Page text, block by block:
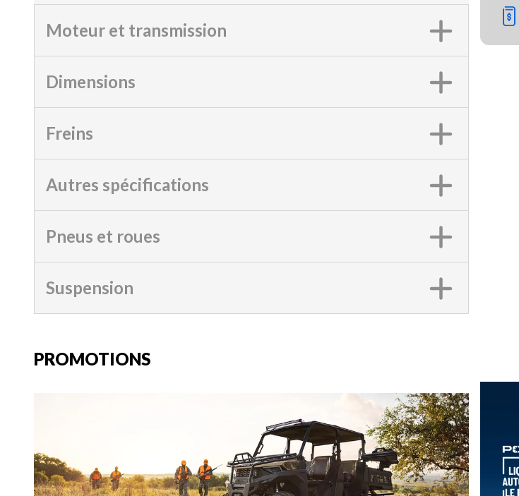
Moteur et transmission
Dimensions
Freins
Autres spécifications
Pneus et roues
Suspension
PROMOTIONS